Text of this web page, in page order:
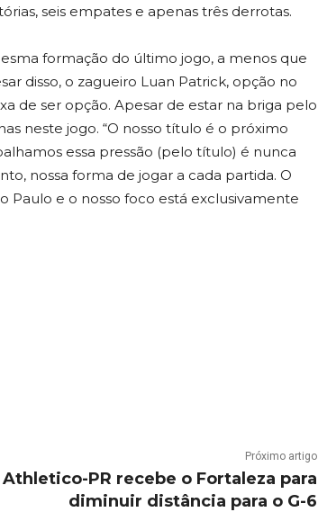
seis empates e apenas três derrotas.
formação do último jogo, a menos que
disso, o zagueiro Luan Patrick, opção no
de ser opção. Apesar de estar na briga pelo
neste jogo. “O nosso título é o próximo
essa pressão (pelo título) é nunca
nossa forma de jogar a cada partida. O
Paulo e o nosso foco está exclusivamente
Próximo artigo
Athletico-PR recebe o Fortaleza para
diminuir distância para o G-6